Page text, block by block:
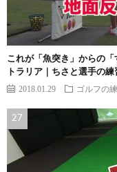
これが「魚突き」からの
トラリア｜ちさと選手の
2018.01.29 ゴルフの